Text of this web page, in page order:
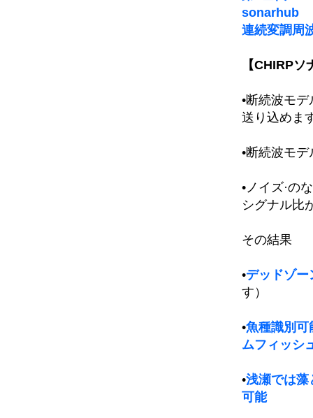
sonarhub
連続変調周
【CHIRP
•断続波モ
送り込めま
•断続波モ
•ノイズ·の
シグナル比
その結果
•デッドゾー
す）
•魚種識別
ムフィッシ
•浅瀬では
可能